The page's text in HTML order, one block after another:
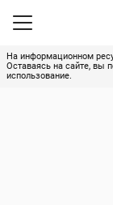
На информационном
Оставаясь на сайте, вы
использование.